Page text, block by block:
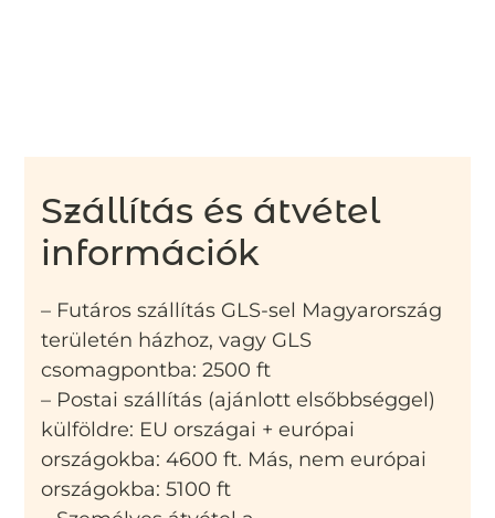
Szállítás és átvétel
információk
– Futáros szállítás GLS-sel Magyarország
területén házhoz, vagy GLS
csomagpontba: 2500 ft
– Postai szállítás (ajánlott elsőbbséggel)
külföldre: EU országai + európai
országokba: 4600 ft. Más, nem európai
országokba: 5100 ft